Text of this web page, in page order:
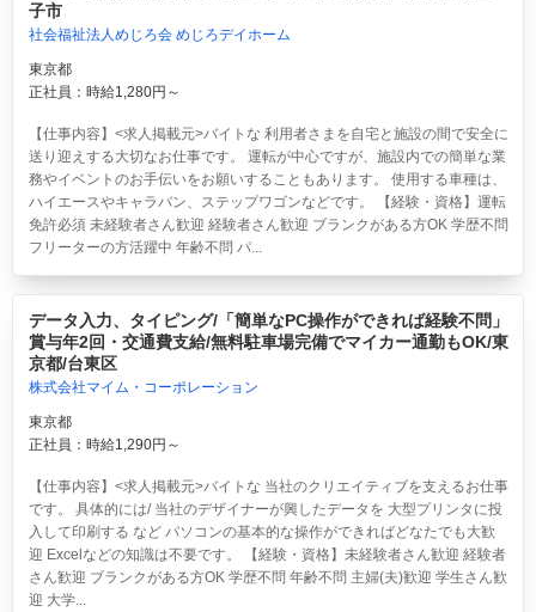
子市
社会福祉法人めじろ会 めじろデイホーム
東京都
正社員：時給1,280円～
【仕事内容】<求人掲載元>バイトな 利用者さまを自宅と施設の間で安全に
送り迎えする大切なお仕事です。 運転が中心ですが、施設内での簡単な業
務やイベントのお手伝いをお願いすることもあります。 使用する車種は、
ハイエースやキャラバン、ステップワゴンなどです。 【経験・資格】運転
免許必須 未経験者さん歓迎 経験者さん歓迎 ブランクがある方OK 学歴不問
フリーターの方活躍中 年齢不問 パ...
データ入力、タイピング/「簡単なPC操作ができれば経験不問」
賞与年2回・交通費支給/無料駐車場完備でマイカー通勤もOK/東
京都/台東区
株式会社マイム・コーポレーション
東京都
正社員：時給1,290円～
【仕事内容】<求人掲載元>バイトな 当社のクリエイティブを支えるお仕事
です。 具体的には/ 当社のデザイナーが興したデータを 大型プリンタに投
入して印刷する など パソコンの基本的な操作ができればどなたでも大歓
迎 Excelなどの知識は不要です。 【経験・資格】未経験者さん歓迎 経験者
さん歓迎 ブランクがある方OK 学歴不問 年齢不問 主婦(夫)歓迎 学生さん歓
迎 大学...